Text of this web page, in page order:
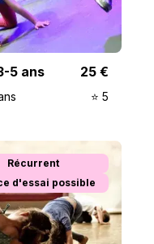
5 ans 25 €
⭐️ 5
Récurrent
d'essai possible